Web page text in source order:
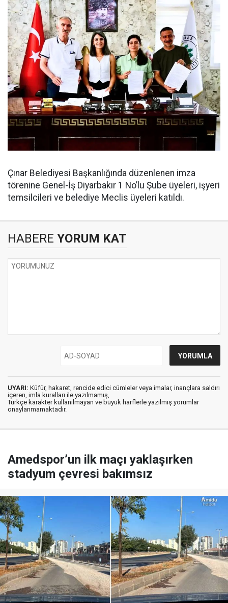
Çınar Belediyesi Başkanlığında düzenlenen imza
törenine Genel-İş Diyarbakır 1 No’lu Şube üyeleri, işyeri
temsilcileri ve belediye Meclis üyeleri katıldı.
HABERE YORUM KAT
UYARI: Küfür, hakaret, rencide edici cümleler veya imalar, inançlara saldırı
içeren, imla kuralları ile yazılmamış,
Türkçe karakter kullanılmayan ve büyük harflerle yazılmış yorumlar
onaylanmamaktadır.
Amedspor’un ilk maçı yaklaşırken
stadyum çevresi bakımsız